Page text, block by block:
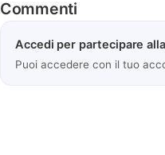
Commenti
Accedi per partecipare
Puoi accedere con il tuo